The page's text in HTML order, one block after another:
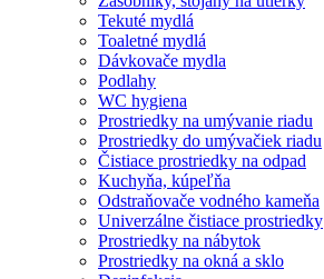
Tekuté mydlá
Toaletné mydlá
Dávkovače mydla
Podlahy
WC hygiena
Prostriedky na umývanie riadu
Prostriedky do umývačiek riadu
Čistiace prostriedky na odpad
Kuchyňa, kúpeľňa
Odstraňovače vodného kameňa
Univerzálne čistiace prostriedky
Prostriedky na nábytok
Prostriedky na okná a sklo